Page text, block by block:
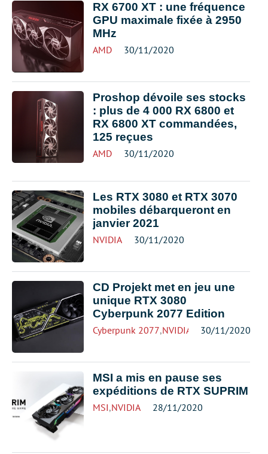
RX 6700 XT : une fréquence
GPU maximale fixée à 2950
MHz
AMD 30/11/2020
Proshop dévoile ses stocks
: plus de 4 000 RX 6800 et
RX 6800 XT commandées,
125 reçues
AMD 30/11/2020
Les RTX 3080 et RTX 3070
mobiles débarqueront en
janvier 2021
NVIDIA 30/11/2020
CD Projekt met en jeu une
unique RTX 3080
Cyberpunk 2077 Edition
Cyberpunk 2077,NVIDIA 30/11/2020
MSI a mis en pause ses
expéditions de RTX SUPRIM
MSI,NVIDIA 28/11/2020